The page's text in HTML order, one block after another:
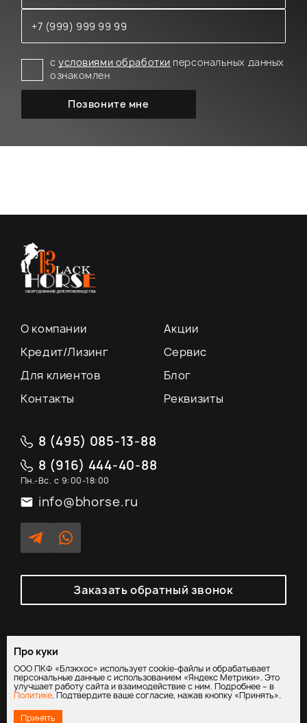
сусловиями обработки персональных данных
ознакомлен
О компании
Акции
Кредит/Лизинг
Сервис
Для клиентов
Блог
Контакты
Реквизиты
8 (495) 085-13-88
8 (916) 444-40-88
Пн.-Вс. с 9:00-18:00
info@bhorse.ru
Заказать обратный звонок
Политика обработки персональных данных
обработку персональных данных
Про куки
ООО ПКФ «Блэкхос» использует cookie-файлы и обрабатывает
персональные данные с использованием «Яндекс Метрики». Это
улучшает работу сайта и взаимодействие с ним. Подробнее – в
Политике. Подтвердите ваше согласие, нажав кнопку «Принять».
Принять